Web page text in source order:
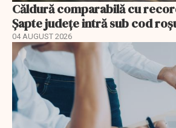
Căldură comparabilă cu
Șapte județe intră sub cod
04 AUGUST 2026